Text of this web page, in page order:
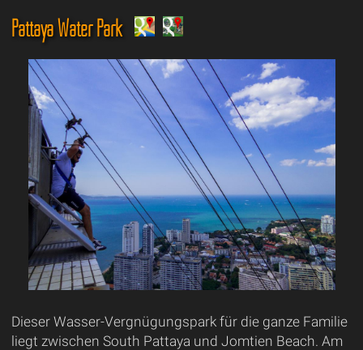
Pattaya Water Park
Dieser Wasser-Vergnügungspark für die ganze Familie
liegt zwischen South Pattaya und Jomtien Beach. Am